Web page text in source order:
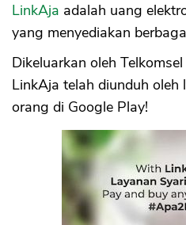
LinkAja adalah uang
yang menyediakan
Dikeluarkan oleh
LinkAja telah diunduh oleh
orang di Google Play!